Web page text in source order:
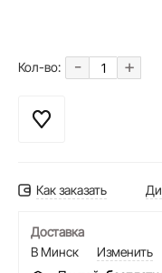
Кол-во: - +
Как заказать
Доставка
В Минск
Изменить